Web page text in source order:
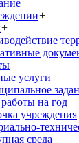
+
+
услуги
на год
учреждения
среда